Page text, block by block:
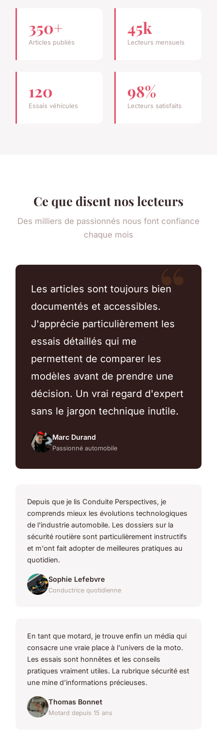
350+
Articles publiés
45k
Lecteurs mensuels
120
Essais véhicules
98%
Lecteurs satisfaits
Ce que disent nos lecteurs
Des milliers de passionnés nous font confiance
chaque mois
Les articles sont toujours bien
documentés et accessibles.
J'apprécie particulièrement les
essais détaillés qui me
permettent de comparer les
modèles avant de prendre une
décision. Un vrai regard d'expert
sans le jargon technique inutile.
Marc Durand
Passionné automobile
Depuis que je lis Conduite Perspectives, je
comprends mieux les évolutions technologiques
de l'industrie automobile. Les dossiers sur la
sécurité routière sont particulièrement instructifs
et m'ont fait adopter de meilleures pratiques au
quotidien.
Sophie Lefebvre
Conductrice quotidienne
En tant que motard, je trouve enfin un média qui
consacre une vraie place à l'univers de la moto.
Les essais sont honnêtes et les conseils
pratiques vraiment utiles. La rubrique sécurité est
une mine d'informations précieuses.
Thomas Bonnet
Motard depuis 15 ans